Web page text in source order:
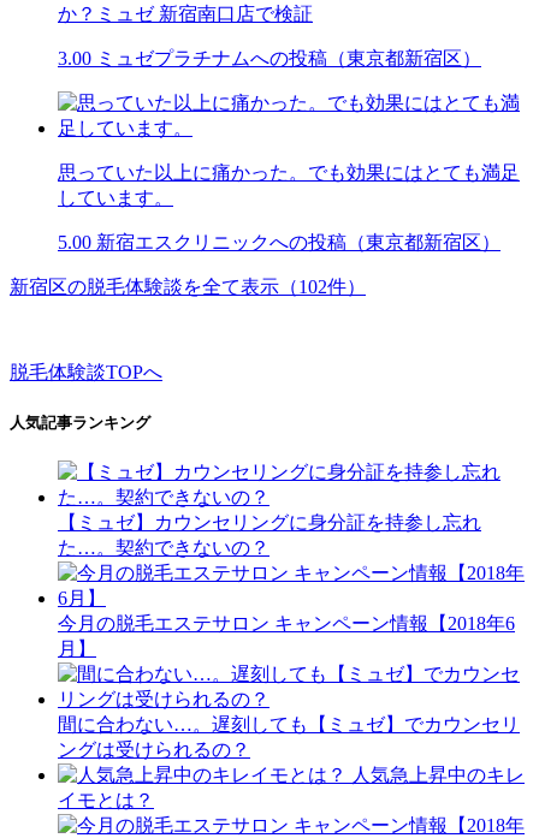
か？ミュゼ 新宿南口店で検証
3.00 ミュゼプラチナムへの投稿（東京都新宿区）
思っていた以上に痛かった。でも効果にはとても満足
しています。
5.00 新宿エスクリニックへの投稿（東京都新宿区）
新宿区の脱毛体験談を全て表示（102件）
脱毛体験談TOPへ
人気記事ランキング
【ミュゼ】カウンセリングに身分証を持参し忘れ
た…。契約できないの？
今月の脱毛エステサロン キャンペーン情報【2018年6
月】
間に合わない…。遅刻しても【ミュゼ】でカウンセリ
ングは受けられるの？
人気急上昇中のキレ
イモとは？